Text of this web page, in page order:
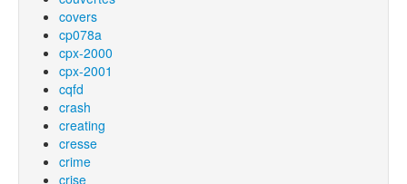
covers
cp078a
cpx-2000
cpx-2001
cqfd
crash
creating
cresse
crime
crise